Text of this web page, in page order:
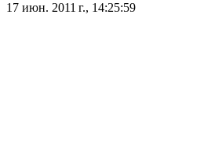
17 июн. 2011 г., 14:25:59